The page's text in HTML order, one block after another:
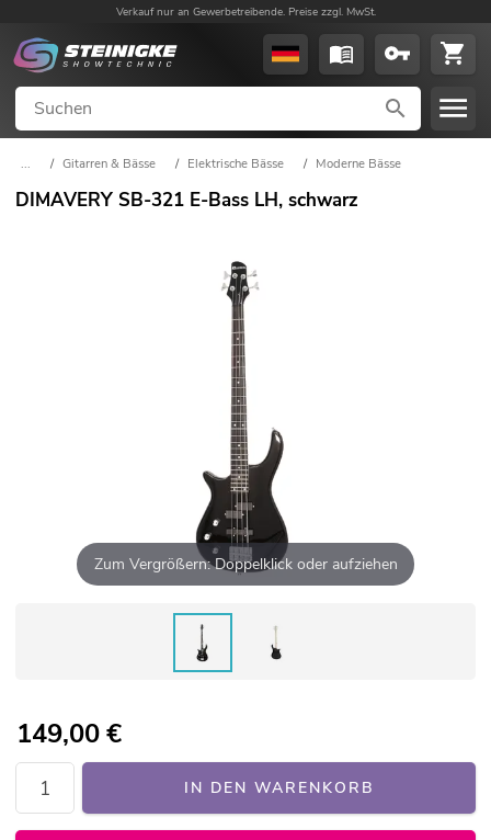
Verkauf nur an Gewerbetreibende. Preise zzgl. MwSt.
... / Gitarren & Bässe / Elektrische Bässe / Moderne Bässe
DIMAVERY SB-321 E-Bass LH, schwarz
Zum Vergrößern: Doppelklick oder aufziehen
149,00€
IN DEN WARENKORB